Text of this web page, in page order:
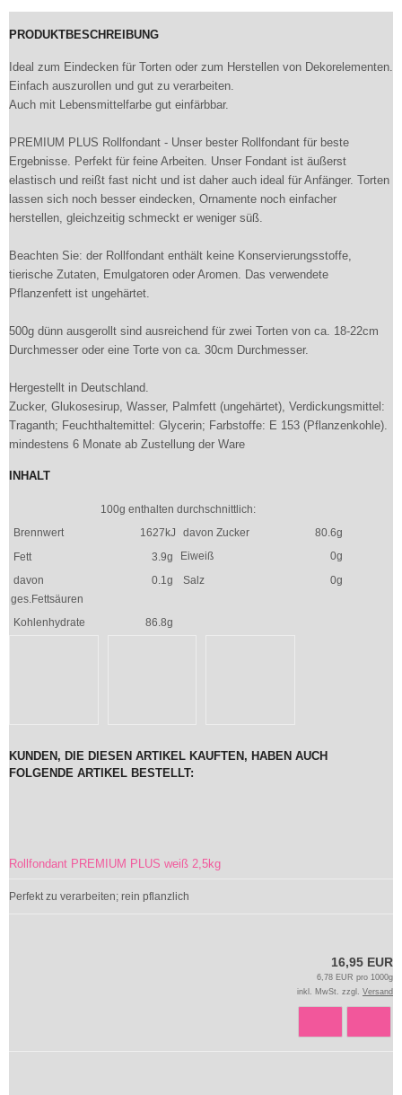
PRODUKTBESCHREIBUNG
Ideal zum Eindecken für Torten oder zum Herstellen von Dekorelementen.
Einfach auszurollen und gut zu verarbeiten.
Auch mit Lebensmittelfarbe gut einfärbbar.
PREMIUM PLUS Rollfondant - Unser bester Rollfondant für beste
Ergebnisse. Perfekt für feine Arbeiten. Unser Fondant ist äußerst
elastisch und reißt fast nicht und ist daher auch ideal für Anfänger. Torten
lassen sich noch besser eindecken, Ornamente noch einfacher
herstellen, gleichzeitig schmeckt er weniger süß.
Beachten Sie: der Rollfondant enthält keine Konservierungsstoffe,
tierische Zutaten, Emulgatoren oder Aromen. Das verwendete
Pflanzenfett ist ungehärtet.
500g dünn ausgerollt sind ausreichend für zwei Torten von ca. 18-22cm
Durchmesser oder eine Torte von ca. 30cm Durchmesser.
Hergestellt in Deutschland.
Zucker, Glukosesirup, Wasser, Palmfett (ungehärtet), Verdickungsmittel:
Traganth; Feuchthaltemittel: Glycerin; Farbstoffe: E 153 (Pflanzenkohle).
mindestens 6 Monate ab Zustellung der Ware
INHALT
100g enthalten durchschnittlich:
Brennwert
1627kJ davon Zucker
80.6g
Fett
3.9g Eiweiß
0g
davon
ges.Fettsäuren
0.1g Salz 0g
Kohlenhydrate 86.8g
KUNDEN, DIE DIESEN ARTIKEL KAUFTEN, HABEN AUCH
FOLGENDE ARTIKEL BESTELLT:
Rollfondant PREMIUM PLUS weiß 2,5kg
Perfekt zu verarbeiten; rein pflanzlich
16,95 EUR
6,78 EUR pro 1000g
inkl. MwSt. zzgl. Versand